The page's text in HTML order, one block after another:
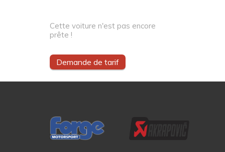
Cette voiture n'est pas encore
prête !
Demande de tarif